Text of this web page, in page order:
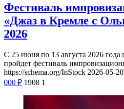
Фестиваль
«Джаз в Кремле с
2026
С 25 июня по 13 августа 2026 года
пройдет фестиваль
https://schema.org/InStock 2026-05-
000 ₽ 1908 1